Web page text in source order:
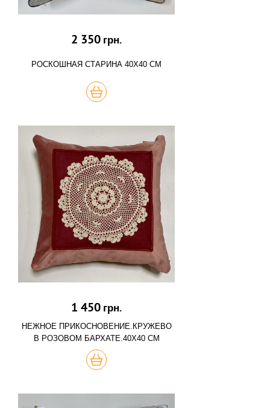
2 350 грн.
РОСКОШНАЯ СТАРИНА 40Х40 СМ
КУПИТЬ
1 450 грн.
НЕЖНОЕ ПРИКОСНОВЕНИЕ.КРУЖЕВО
В РОЗОВОМ БАРХАТЕ.40Х40 СМ
КУПИТЬ